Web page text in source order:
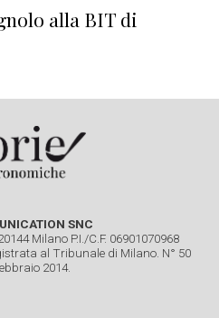
alla BIT di
SNC
Milano P.I./C.F. 06901070968
al Tribunale di Milano. N° 50
2014.